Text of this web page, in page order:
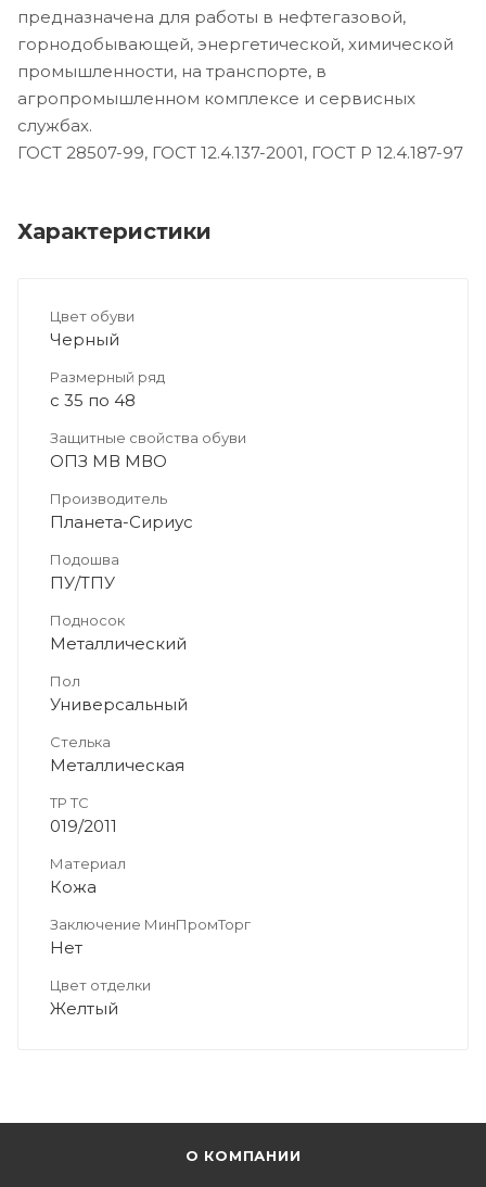
предназначена для работы в нефтегазовой,
горнодобывающей, энергетической, химической
промышленности, на транспорте, в
агропромышленном комплексе и сервисных
службах.
ГОСТ 28507-99, ГОСТ 12.4.137-2001, ГОСТ Р 12.4.187-97
Характеристики
Цвет обуви
Черный
Размерный ряд
с 35 по 48
Защитные свойства обуви
ОПЗ МВ МВО
Производитель
Планета-Сириус
Подошва
ПУ/ТПУ
Подносок
Металлический
Пол
Универсальный
Стелька
Металлическая
ТР ТС
019/2011
Материал
Кожа
Заключение МинПромТорг
Нет
Цвет отделки
Желтый
О КОМПАНИИ